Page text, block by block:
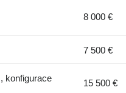
8 000 €
7 500 €
konfigurace
15 500 €